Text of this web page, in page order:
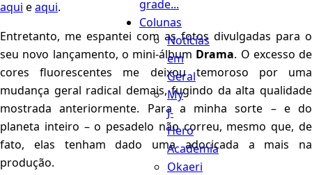
grade...
Colunas
Notícias
em
Geral
My
J-
Hero
Academia
Okaeri
aqui eaqui.
Entretanto, me espantei com as fotos divulgadas para o
seu novo lançamento, o mini-álbum Drama. O excesso de
cores fluorescentes me deixou temoroso por uma
mudança geral radical demais, fugindo da alta qualidade
mostrada anteriormente. Para a minha sorte – e do
planeta inteiro – o pesadelo não correu, mesmo que, de
fato, elas tenham dado uma adocicada a mais na
produção.